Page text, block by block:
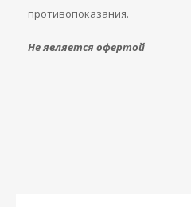
противопоказания.
Не является офертой